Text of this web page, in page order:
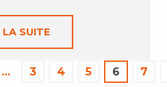
LA SUITE
… 3 4 5 6 7